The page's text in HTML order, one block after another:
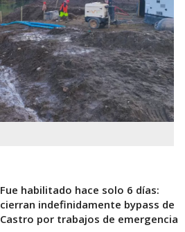
Fue habilitado hace solo 6 días:
cierran indefinidamente bypass de
Castro por trabajos de emergencia